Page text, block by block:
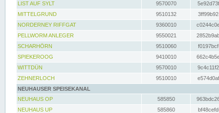
LIST AUF SYLT
9570070
MITTELGRUND
9510132
NORDERNEY RIFFGAT
9360010
PELLWORM ANLEGER
9550021
SCHARHÖRN
9510060
SPIEKEROOG
9410010
WITTDÜN
9570010
ZEHNERLOCH
9510010
NEUHAUSER SPEISEKANAL
NEUHAUS OP
585850
NEUHAUS UP
585860